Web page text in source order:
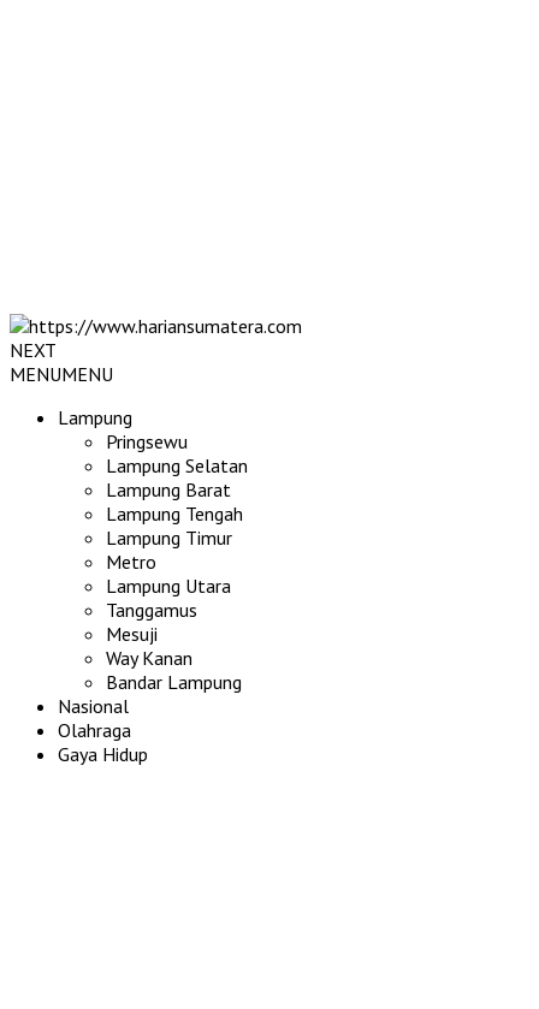
NEXT
MENUMENU
Lampung
Pringsewu
Lampung Selatan
Lampung Barat
Lampung Tengah
Lampung Timur
Metro
Lampung Utara
Tanggamus
Mesuji
Way Kanan
Bandar Lampung
Nasional
Olahraga
Gaya Hidup